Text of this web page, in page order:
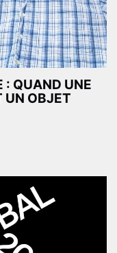
: QUAND UNE
UN OBJET